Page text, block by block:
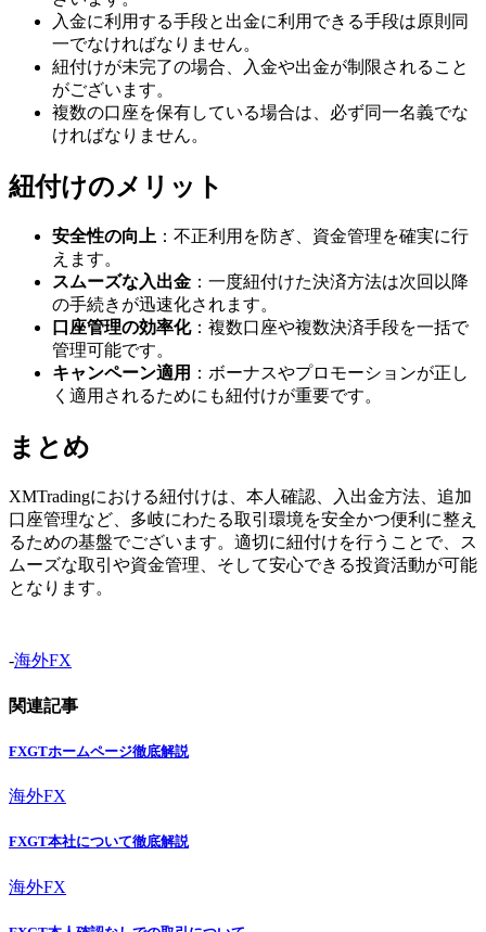
入金に利用する手段と出金に利用できる手段は原則同
一でなければなりません。
紐付けが未完了の場合、入金や出金が制限されること
がございます。
複数の口座を保有している場合は、必ず同一名義でな
ければなりません。
紐付けのメリット
安全性の向上 ：不正利用を防ぎ、資金管理を確実に行
えます。
スムーズな入出金 ：一度紐付けた決済方法は次回以降
の手続きが迅速化されます。
口座管理の効率化：複数口座や複数決済手段を一括で
管理可能です。
キャンペーン適用 ：ボーナスやプロモーションが正し
く適用されるためにも紐付けが重要です。
まとめ
XMTradingにおける紐付けは、本人確認、入出金方法、追加
口座管理など、多岐にわたる取引環境を安全かつ便利に整え
るための基盤でございます。適切に紐付けを行うことで、ス
ムーズな取引や資金管理、そして安心できる投資活動が可能
となります。
-海外FX
関連記事
FXGTホームページ徹底解説
海外FX
FXGT本社について徹底解説
海外FX